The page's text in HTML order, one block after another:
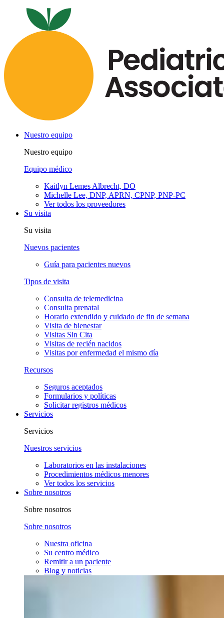
Nuestro equipo
Nuestro equipo
Equipo médico
Kaitlyn Lemes Albrecht, DO
Michelle Lee, DNP, APRN, CPNP, PNP-PC
Ver todos los proveedores
Su visita
Su visita
Nuevos pacientes
Guía para pacientes nuevos
Tipos de visita
Consulta de telemedicina
Consulta prenatal
Horario extendido y cuidado de fin de semana
Visita de bienestar
Visitas Sin Cita
Visitas de recién nacidos
Visitas por enfermedad el mismo día
Recursos
Seguros aceptados
Formularios y políticas
Solicitar registros médicos
Servicios
Servicios
Nuestros servicios
Laboratorios en las instalaciones
Procedimientos médicos menores
Ver todos los servicios
Sobre nosotros
Sobre nosotros
Sobre nosotros
Nuestra oficina
Su centro médico
Remitir a un paciente
Blog y noticias